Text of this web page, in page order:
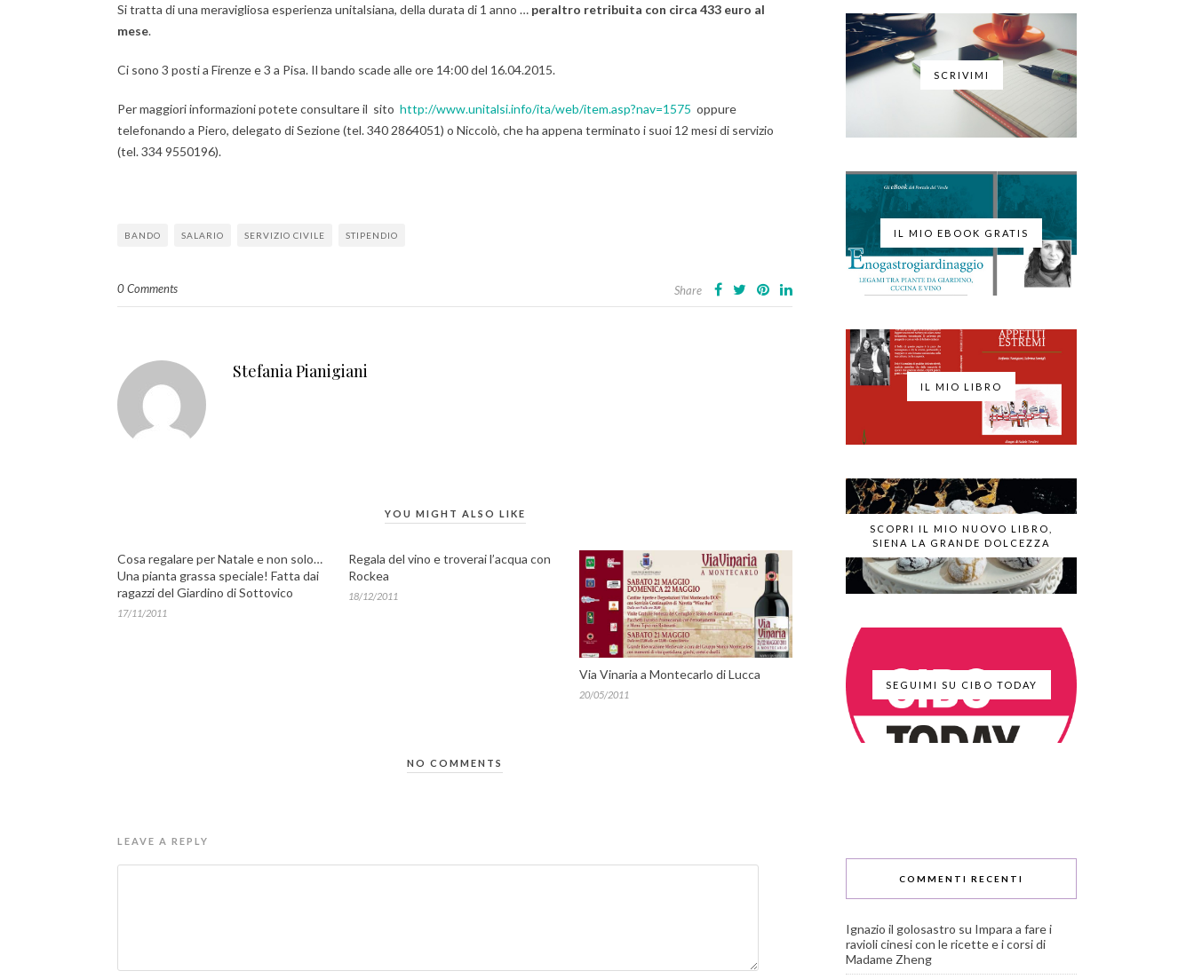
Si tratta di una meravigliosa esperienza unitalsiana, della durata di 1 anno … peraltro retribuita con circa 433 euro al
mese.
Ci sono 3 posti a Firenze e 3 a Pisa. Il bando scade alle ore 14:00 del 16.04.2015.
Per maggiori informazioni potete consultare il sito http://www.unitalsi.info/ita/web/item.asp?nav=1575 oppure
telefonando a Piero, delegato di Sezione (tel. 340 2864051) o Niccolò, che ha appena terminato i suoi 12 mesi di servizio
(tel. 334 9550196).
BANDO SALARIO SERVIZIO CIVILE STIPENDIO
0 Comments Share
Stefania Pianigiani
YOU MIGHT ALSO LIKE
Cosa regalare per Natale e non solo…
Una pianta grassa speciale! Fatta dai
ragazzi del Giardino di Sottovico
17/11/2011
Regala del vino e troverai l’acqua con
Rockea
18/12/2011
Via Vinaria a Montecarlo di Lucca
20/05/2011
NO COMMENTS
LEAVE A REPLY
SCRIVIMI
IL MIO EBOOK GRATIS
IL MIO LIBRO
SCOPRI IL MIO NUOVO LIBRO,
SIENA LA GRANDE DOLCEZZA
SEGUIMI SU CIBO TODAY
COMMENTI RECENTI
Ignazio il golosastro su Impara a fare i
ravioli cinesi con le ricette e i corsi di
Madame Zheng